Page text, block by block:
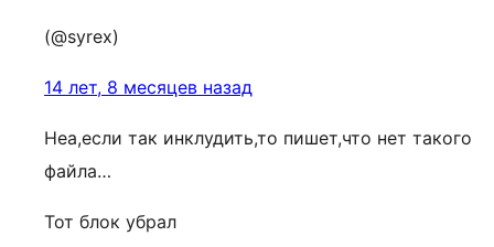
(@syrex)
14 лет, 8 месяцев назад
Неа,если так инклудить,то пишет,что нет такого
файла…
Тот блок убрал